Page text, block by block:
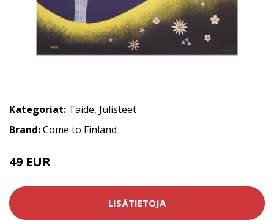
Kategoriat: Taide, Julisteet
Brand:Come to Finland
49 EUR
LISÄTIETOJA